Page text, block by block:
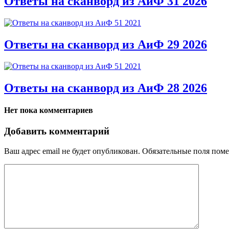
Ответы на сканворд из АиФ 29 2026
Ответы на сканворд из АиФ 28 2026
Нет пока комментариев
Добавить комментарий
Ваш адрес email не будет опубликован. Обязательные поля